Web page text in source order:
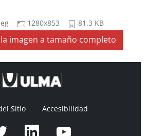
1280x853 81.3 KB
imagen a tamaño completo
Sitio Accesibilidad